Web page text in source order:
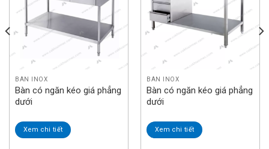
BÀN INOX
Bàn có ngăn kéo giá phẳng
dưới
Xem chi tiết
BÀN INOX
Bàn có ngăn kéo giá phẳng
dưới
Xem chi tiết